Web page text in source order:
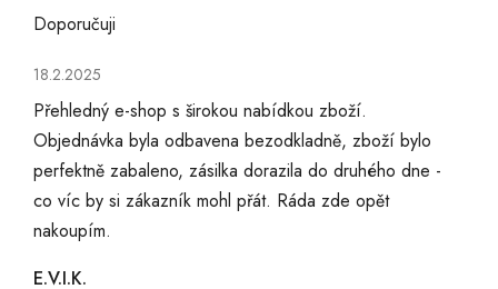
Doporučuji
Hodnocení obchodu je 5 z 5 hvězdiček.
18.2.2025
Přehledný e-shop s širokou nabídkou zboží.
Objednávka byla odbavena bezodkladně, zboží bylo
perfektně zabaleno, zásilka dorazila do druhého dne -
co víc by si zákazník mohl přát. Ráda zde opět
nakoupím.
E.V.I.K.